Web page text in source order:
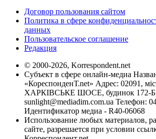
Договор пользования сайтом
Политика в сфере
данных
Пользовательское соглашение
Редакция
© 2000-2026, Korrespondent.net
Субъект в сфере онлайн-медиа
«КореспонденТ.net» Адрес: 02091,
ХАРКІВСЬКЕ ШОСЕ, будинок 172-Б,
sunlight@mediadim.com.ua Телефон:
Идентификатор медиа - R40-06068
Использование любых материалов,
сайте, разрешается при условии